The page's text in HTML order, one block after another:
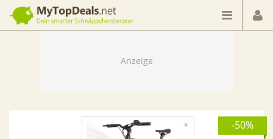
Dein smarter Schnäppchenberater
-50%